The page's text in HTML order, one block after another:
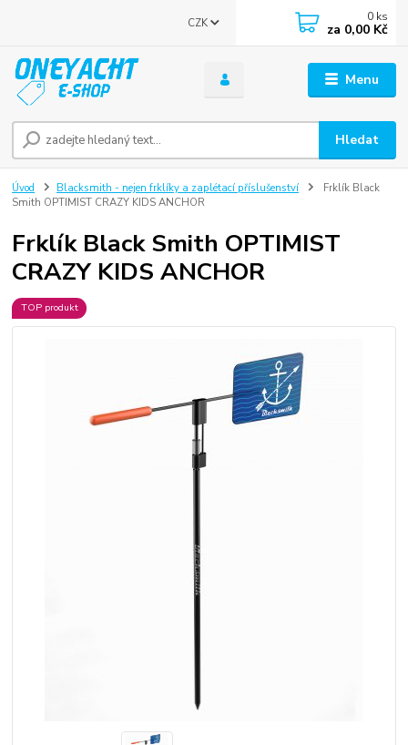
Menu
CZK
Hledat
0 ks
za 0,00 Kč
Úvod Blacksmith - nejen frklíky a zaplétací příslušenství
Frklík Black
Smith OPTIMIST CRAZY KIDS ANCHOR
Frklík Black Smith OPTIMIST
CRAZY KIDS ANCHOR
TOP produkt